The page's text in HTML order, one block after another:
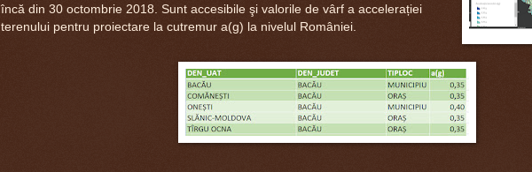
încă din 30 octombrie 2018. Sunt accesibile şi valorile de vârf a accelerației
terenului pentru proiectare la cutremur a(g) la nivelul României.